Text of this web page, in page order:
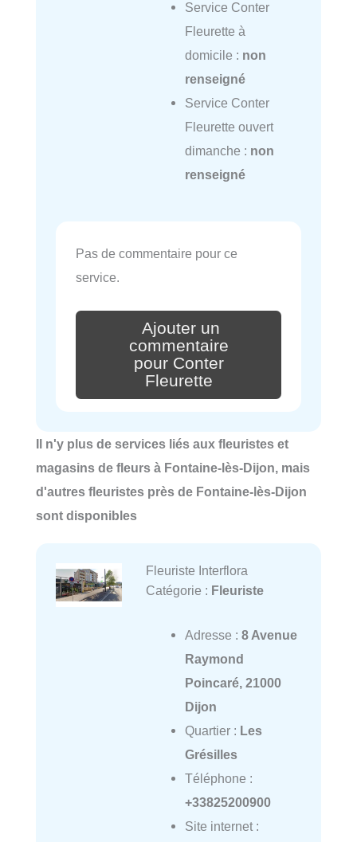
Service Conter
Fleurette à
domicile : non
renseigné
Service Conter
Fleurette ouvert
dimanche : non
renseigné
Pas de commentaire pour ce
service.
Ajouter un
commentaire
pour Conter
Fleurette
Il n'y plus de services liés aux fleuristes et
magasins de fleurs à Fontaine-lès-Dijon, mais
d'autres fleuristes près de Fontaine-lès-Dijon
sont disponibles
Fleuriste Interflora
Catégorie : Fleuriste
Adresse : 8 Avenue
Raymond
Poincaré, 21000
Dijon
Quartier : Les
Grésilles
Téléphone :
+33825200900
Site internet :